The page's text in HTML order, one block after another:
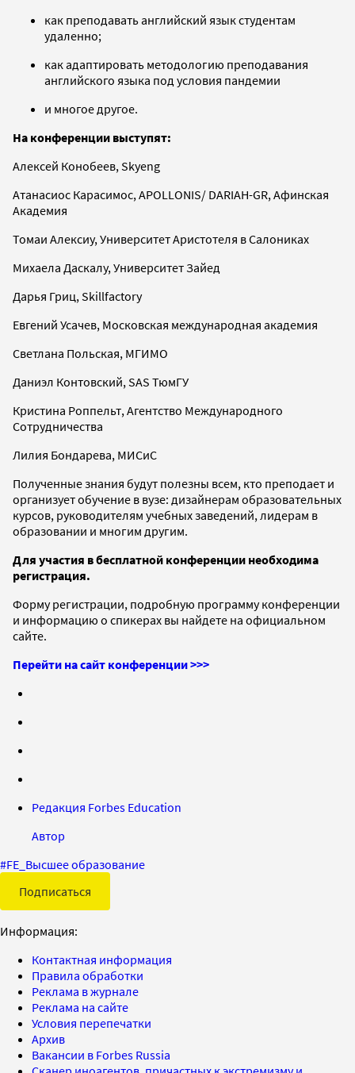
как преподавать английский язык студентам
удаленно;
как адаптировать методологию преподавания
английского языка под условия пандемии
и многое другое.
На конференции выступят:
Алексей Конобеев, Skyeng
Атанасиос Карасимос, APOLLONIS/ DARIAH-GR, Афинская
Академия
Томаи Алексиу, Университет Аристотеля в Салониках
Михаела Даскалу, Университет Зайед
Дарья Гриц, Skillfactory
Евгений Усачев, Московская международная академия
Светлана Польская, МГИМО
Даниэл Контовский, SAS ТюмГУ
Кристина Роппельт, Агентство Международного
Сотрудничества
Лилия Бондарева, МИСиС
Полученные знания будут полезны всем, кто преподает и
организует обучение в вузе: дизайнерам образовательных
курсов, руководителям учебных заведений, лидерам в
образовании и многим другим.
Для участия в бесплатной конференции необходима
регистрация.
Форму регистрации, подробную программу конференции
и информацию о спикерах вы найдете на официальном
сайте.
Перейти на сайт конференции >>>
Редакция Forbes Education
Автор
#FE_Высшее образование
Подписаться
Информация:
Контактная информация
Правила обработки
Реклама в журнале
Реклама на сайте
Условия перепечатки
Архив
Вакансии в Forbes Russia